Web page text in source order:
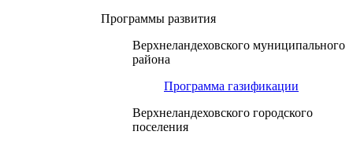
Программы развития
Верхнеландеховского муниципального
района
Программа газификации
Верхнеландеховского городского
поселения